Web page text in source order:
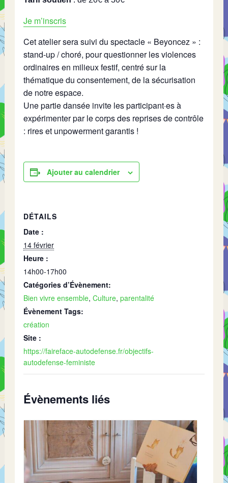
Je m’inscris
Cet atelier sera suivi du spectacle « Beyoncez » :
stand-up / choré, pour questionner les violences
ordinaires en milieux festif, centré sur la
thématique du consentement, de la sécurisation
de notre espace.
Une partie dansée invite les participant·es à
expérimenter par le corps des reprises de contrôle
: rires et unpowerment garantis !
Ajouter au calendrier
DÉTAILS
Date :
14 février
Heure :
14h00-17h00
Catégories d’Évènement:
Bien vivre ensemble,Culture,parentalité
Évènement Tags:
création
Site :
https://faireface-autodefense.fr/objectifs-
autodefense-feministe
Évènements liés